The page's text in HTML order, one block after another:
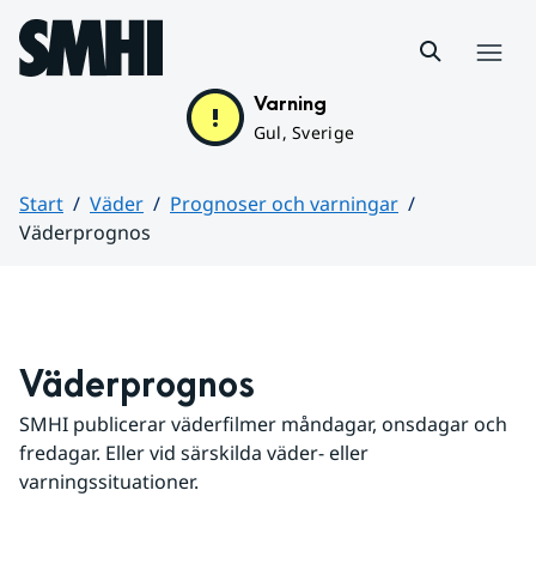
Hoppa till sidans innehåll
Varning
Gul, Sverige
Start Väder
Prognoser och varningar
Väderprognos
Väderprognos
SMHI publicerar väderfilmer måndagar, onsdagar och
fredagar. Eller vid särskilda väder- eller
varningssituationer.